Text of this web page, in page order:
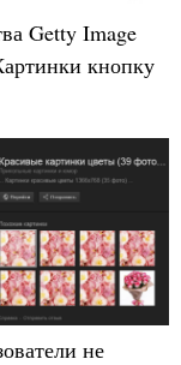
Getty Image
кнопку
не